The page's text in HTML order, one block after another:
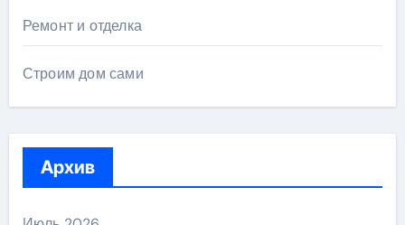
Ремонт и отделка
Строим дом сами
Архив